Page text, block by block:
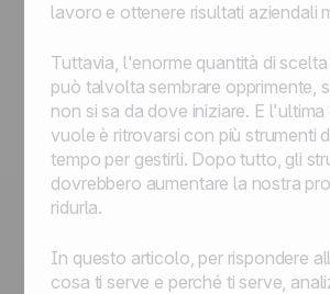
lavoro e ottenere risultati aziendali
Tuttavia, l'enorme quantità di
può talvolta sembrare opprimente,
non si sa da dove iniziare. E
vuole è ritrovarsi con più strumenti
tempo per gestirli. Dopo tutto, gli
dovrebbero aumentare la nostra
ridurla.
In questo articolo, per rispondere
cosa ti serve e perché ti serve,